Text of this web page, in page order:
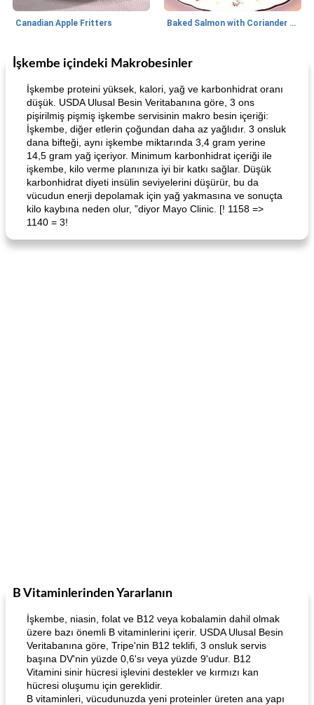
Canadian Apple Fritters Baked Salmon with Coriander and Thyme
65 dakika
Boneless Chicken Recipes
Curry Chicken Dinner
Candy
Mexican Cream (Fudge)
İşkembe içindeki Makrobesinler
İşkembe proteini yüksek, kalori, yağ ve karbonhidrat oranı
düşük. USDA Ulusal Besin Veritabanına göre, 3 ons
pişirilmiş pişmiş işkembe servisinin makro besin içeriği:
İşkembe, diğer etlerin çoğundan daha az yağlıdır. 3 onsluk
dana bifteği, aynı işkembe miktarında 3,4 gram yerine
14,5 gram yağ içeriyor. Minimum karbonhidrat içeriği ile
işkembe, kilo verme planınıza iyi bir katkı sağlar. Düşük
karbonhidrat diyeti insülin seviyelerini düşürür, bu da
vücudun enerji depolamak için yağ yakmasına ve sonuçta
kilo kaybına neden olur, ”diyor Mayo Clinic. [! 1158 =>
1140 = 3!
B Vitaminlerinden Yararlanın
İşkembe, niasin, folat ve B12 veya kobalamin dahil olmak
üzere bazı önemli B vitaminlerini içerir. USDA Ulusal Besin
Veritabanına göre, Tripe'nin B12 teklifi, 3 onsluk servis
başına DV'nin yüzde 0,6'sı veya yüzde 9'udur. B12
Vitamini sinir hücresi işlevini destekler ve kırmızı kan
hücresi oluşumu için gereklidir.
B vitaminleri, vücudunuzda yeni proteinler üreten ana yapı